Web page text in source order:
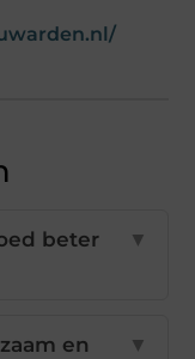
beter
▼
en
▼